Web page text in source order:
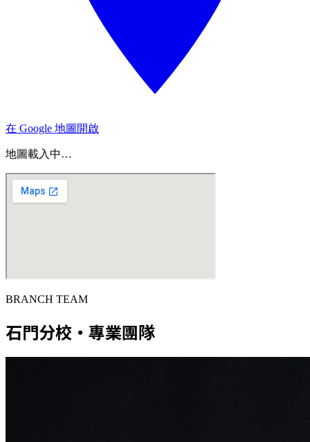
在 Google 地圖開啟
地圖載入中…
BRANCH TEAM
石門分校・專業團隊